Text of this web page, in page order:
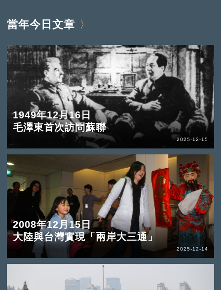
當年今日文章
1949年12月16日
毛澤東首次訪問蘇聯
2025-12-15
2008年12月15日
大陸與台灣實現「兩岸大三通」
2025-12-14